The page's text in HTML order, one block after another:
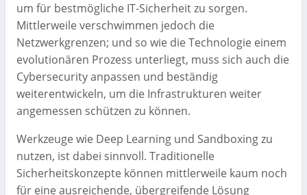
um für bestmögliche IT-Sicherheit zu sorgen.
Mittlerweile verschwimmen jedoch die
Netzwerkgrenzen; und so wie die Technologie einem
evolutionären Prozess unterliegt, muss sich auch die
Cybersecurity anpassen und beständig
weiterentwickeln, um die Infrastrukturen weiter
angemessen schützen zu können.
Werkzeuge wie Deep Learning und Sandboxing zu
nutzen, ist dabei sinnvoll. Traditionelle
Sicherheitskonzepte können mittlerweile kaum noch
für eine ausreichende, übergreifende Lösung